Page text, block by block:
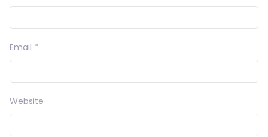
Email *
Website